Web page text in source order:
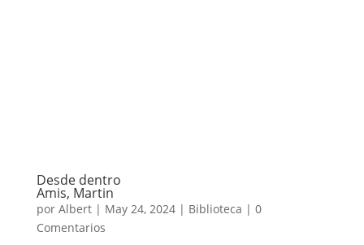
Desde dentro
Amis, Martin
por Albert| May 24, 2024| Biblioteca | 0
Comentarios